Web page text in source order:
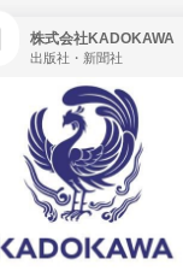
株式会社KADOKAWA
出版社・新聞社